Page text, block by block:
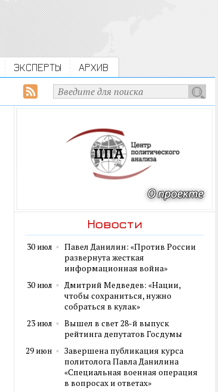
ЭКСПЕРТЫ АРХИВ
Новости
30 июл
Павел Данилин: «Против России
развернута жесткая
информационная война»
30 июл
Дмитрий Медведев: «Нации,
чтобы сохраниться, нужно
собраться в кулак»
23 июл
Вышел в свет 28-й выпуск
рейтинга депутатов Госдумы
29 июн
Завершена публикация курса
политолога Павла Данилина
«Специальная военная операция
в вопросах и ответах»